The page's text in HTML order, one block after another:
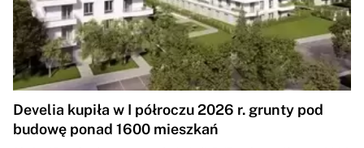
Develia kupiła w I półroczu 2026 r. grunty pod
budowę ponad 1600 mieszkań